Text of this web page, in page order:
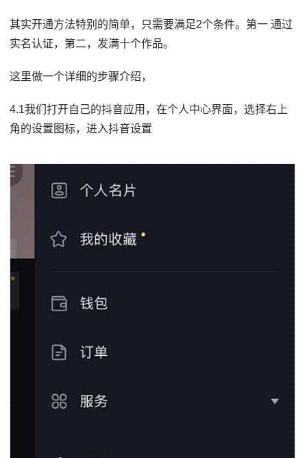
其实开通方法特别的简单，只需要满足2个条件。第一 通过
实名认证，第二，发满十个作品。
这里做一个详细的步骤介绍，
4.1我们打开自己的抖音应用，在个人中心界面，选择右上
角的设置图标，进入抖音设置